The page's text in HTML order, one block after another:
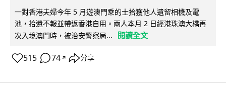
一對香港夫婦今年 5 月遊澳門乘的士拾獲他人遺留相機及電
池，拾遺不報並帶返香港自用。兩人本月 2 日經港珠澳大橋再
次入境澳門時，被治安警察局...
閱讀全文
515 74 ↗ 分享